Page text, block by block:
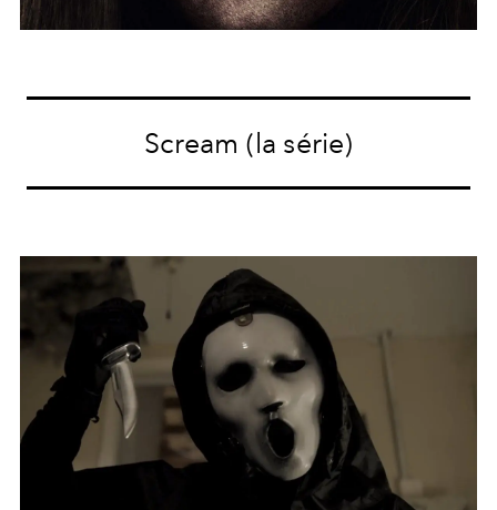
Scream (la série)